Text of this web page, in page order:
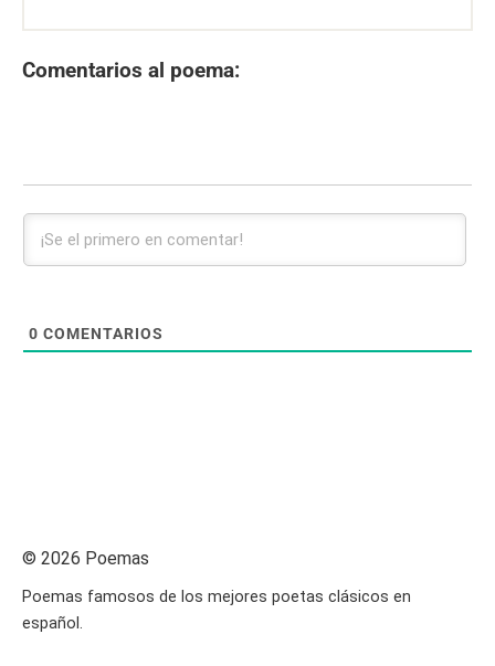
Comentarios al poema:
0 COMENTARIOS
© 2026 Poemas
Poemas famosos de los mejores poetas clásicos en
español.